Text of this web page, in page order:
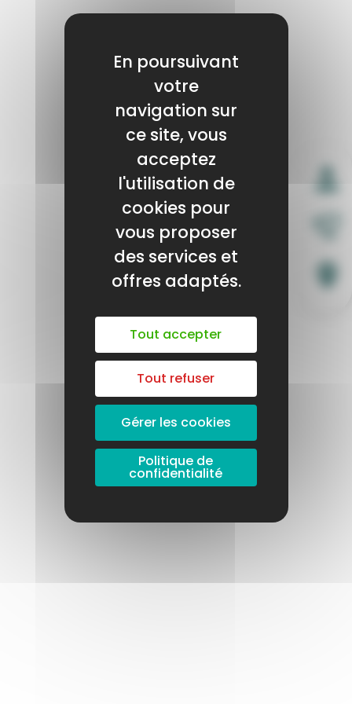
En poursuivant
votre
navigation sur
ce site, vous
acceptez
l'utilisation de
cookies pour
vous proposer
des services et
offres adaptés.
Tout accepter
Tout refuser
Gérer les cookies
Politique de
confidentialité